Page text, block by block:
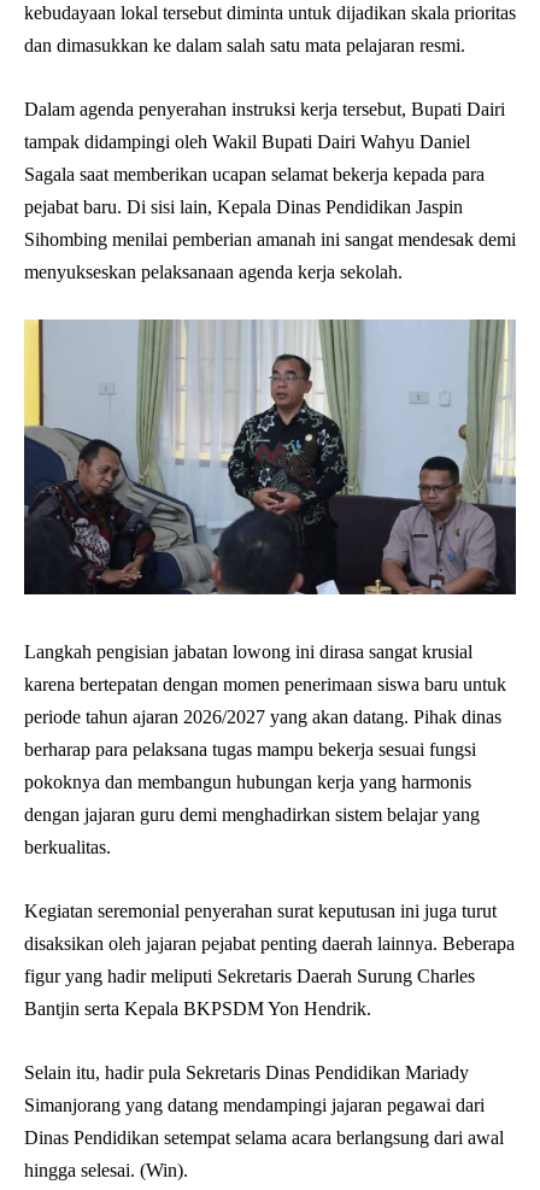
kebudayaan lokal tersebut diminta untuk dijadikan skala prioritas
dan dimasukkan ke dalam salah satu mata pelajaran resmi.
Dalam agenda penyerahan instruksi kerja tersebut, Bupati Dairi
tampak didampingi oleh Wakil Bupati Dairi Wahyu Daniel
Sagala saat memberikan ucapan selamat bekerja kepada para
pejabat baru. Di sisi lain, Kepala Dinas Pendidikan Jaspin
Sihombing menilai pemberian amanah ini sangat mendesak demi
menyukseskan pelaksanaan agenda kerja sekolah.
Langkah pengisian jabatan lowong ini dirasa sangat krusial
karena bertepatan dengan momen penerimaan siswa baru untuk
periode tahun ajaran 2026/2027 yang akan datang. Pihak dinas
berharap para pelaksana tugas mampu bekerja sesuai fungsi
pokoknya dan membangun hubungan kerja yang harmonis
dengan jajaran guru demi menghadirkan sistem belajar yang
berkualitas.
Kegiatan seremonial penyerahan surat keputusan ini juga turut
disaksikan oleh jajaran pejabat penting daerah lainnya. Beberapa
figur yang hadir meliputi Sekretaris Daerah Surung Charles
Bantjin serta Kepala BKPSDM Yon Hendrik.
Selain itu, hadir pula Sekretaris Dinas Pendidikan Mariady
Simanjorang yang datang mendampingi jajaran pegawai dari
Dinas Pendidikan setempat selama acara berlangsung dari awal
hingga selesai. (Win).